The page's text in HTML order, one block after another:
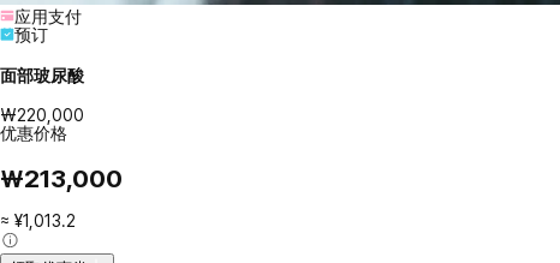
应用支付
预订
面部玻尿酸
₩220,000
优惠价格
₩213,000
≈ ¥1,013.2